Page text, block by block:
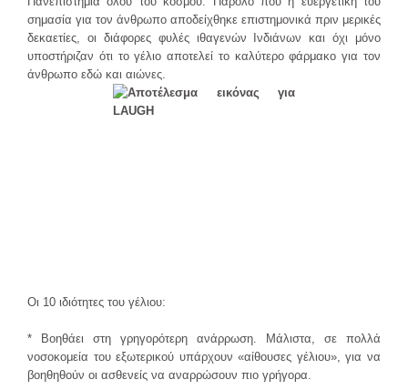
σημασία για τον άνθρωπο αποδείχθηκε επιστημονικά πριν μερικές
δεκαετίες, οι διάφορες φυλές ιθαγενών Ινδιάνων και όχι μόνο
υποστήριζαν ότι το γέλιο αποτελεί το καλύτερο φάρμακο για τον
άνθρωπο εδώ και αιώνες.
Οι 10 ιδιότητες του γέλιου:
* Bοηθάει στη γρηγορότερη ανάρρωση. Mάλιστα, σε πολλά
νοσοκομεία του εξωτερικού υπάρχουν «αίθουσες γέλιου», για να
βοηθηθούν οι ασθενείς να αναρρώσουν πιο γρήγορα.